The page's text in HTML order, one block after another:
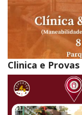
Clinica e